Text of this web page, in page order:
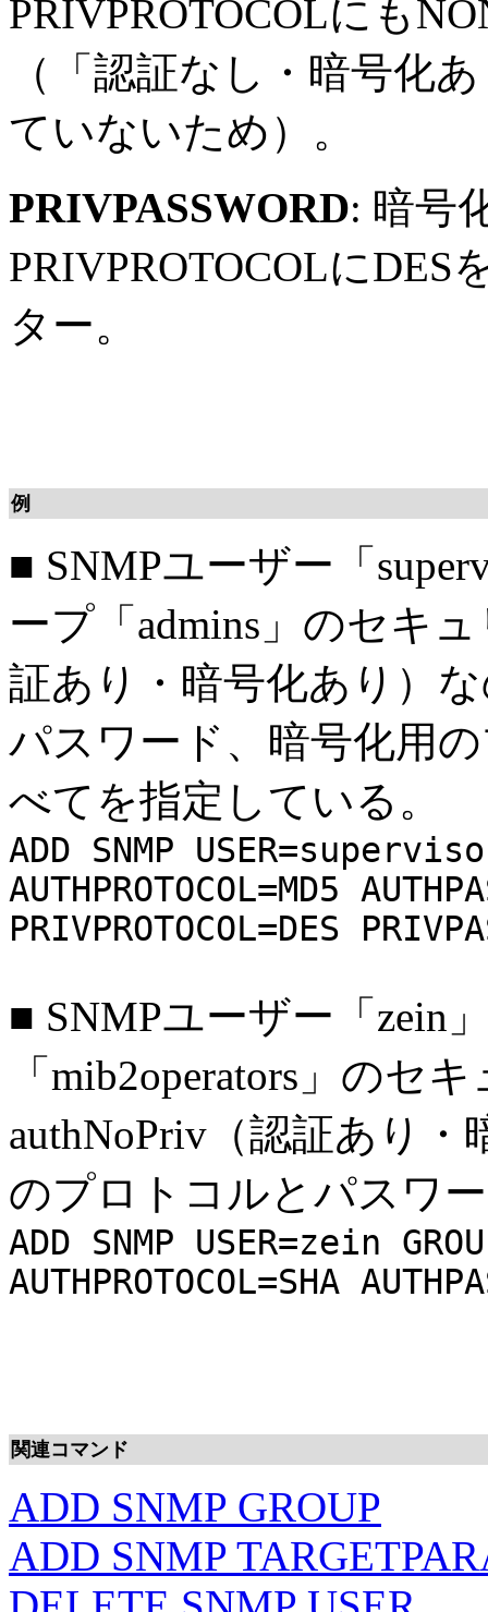
PRIVPROTOCOLにも
（「認証なし・暗号化
ていないため）。
PRIVPASSWORD: 暗号
PRIVPROTOCOLに
ター。
例
■ SNMPユーザー「
ープ「admins」のセキ
証あり・暗号化あり）
パスワード、暗号化用
べてを指定している。
ADD SNMP
AUTHPROTOCOL=MD5
PRIVPROTOCOL=DES
■ SNMPユーザー「zein
「mib2operators」のセ
authNoPriv（認証あり
のプロトコルとパスワ
ADD SNMP USER=zein
AUTHPROTOCOL=SHA
関連コマンド
ADD SNMP GROUP
ADD SNMP